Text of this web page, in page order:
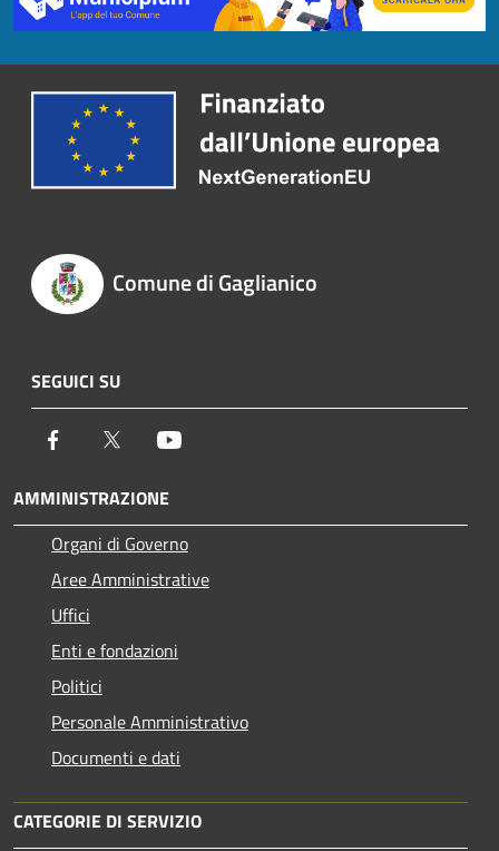
Comune di Gaglianico
SEGUICI SU
Facebook Twitter
AMMINISTRAZIONE
Organi di Governo
Aree Amministrative
Uffici
Enti e fondazioni
Politici
Personale Amministrativo
Documenti e dati
CATEGORIE DI SERVIZIO